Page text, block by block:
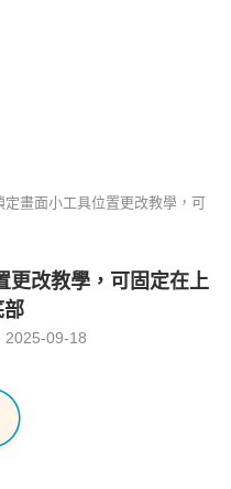
定畫面小工具位置更改教學，可
更改教學，可固定在上
部
2025-09-18